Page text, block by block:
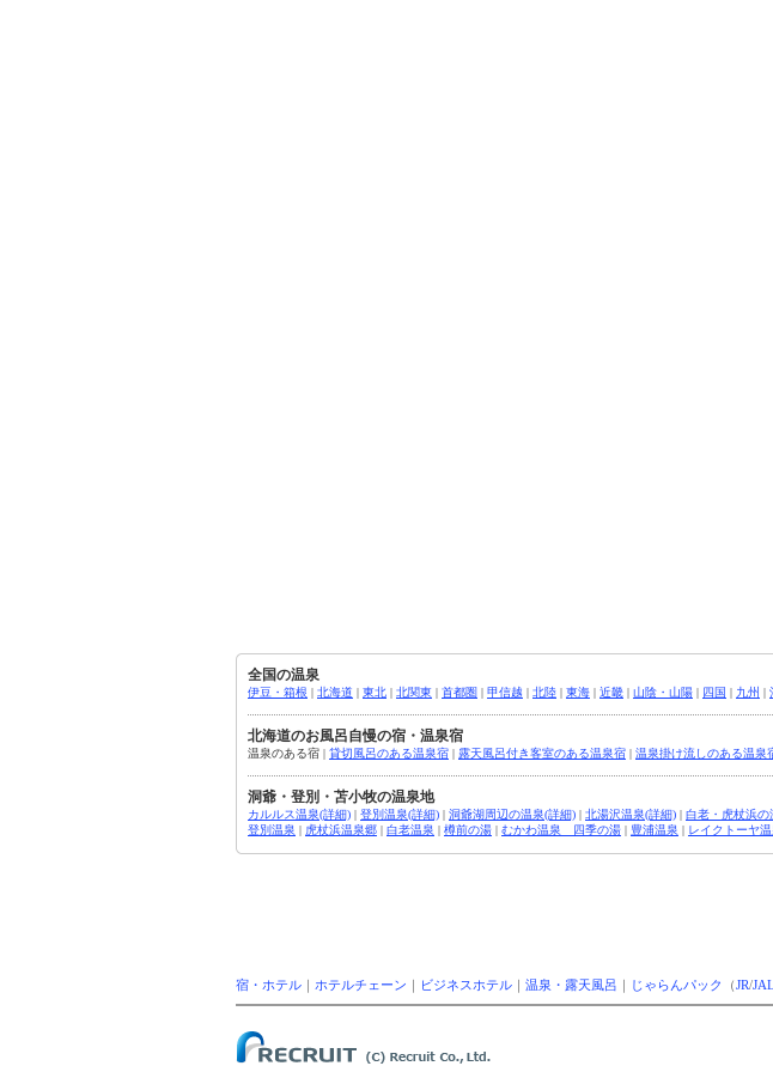
全国の温泉
伊豆・箱根 | 北海道 | 東北 | 北関東 | 首都圏 | 甲信越 | 北陸 | 東海 | 近畿 | 山陰・山陽 | 四国 | 九州 |
北海道のお風呂自慢の宿・温泉宿
温泉のある宿 | 貸切風呂のある温泉宿 | 露天風呂付き客室のある温泉宿 | 温泉掛け流しのある温泉
洞爺・登別・苫小牧の温泉地
カルルス温泉(詳細) | 登別温泉(詳細) | 洞爺湖周辺の温泉(詳細) | 北湯沢温泉(詳細) | 白老・虎杖浜の
登別温泉 | 虎杖浜温泉郷 | 白老温泉 | 樽前の湯 | むかわ温泉 四季の湯 | 豊浦温泉 | レイクトーヤ温
宿・ホテル ホテルチェーン ビジネスホテル 温泉・露天風呂 じゃらんパック （JR/JAL